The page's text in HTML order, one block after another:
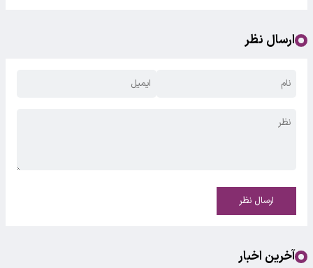
ارسال نظر
ارسال نظر
آخرین اخبار